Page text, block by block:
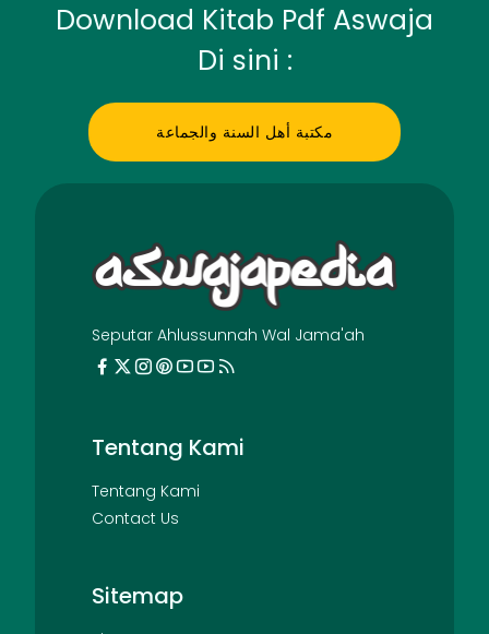
Download Kitab Pdf Aswaja
Di sini :
مكتبة أهل السنة والجماعة
Seputar Ahlussunnah Wal Jama'ah
Tentang Kami
Tentang Kami
Contact Us
Sitemap